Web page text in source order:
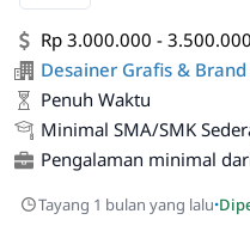
Rp 3.000.000 -
Desainer Grafis & Brand
Penuh Waktu
Minimal SMA/SMK
Pengalaman minimal
Tayang 1 bulan yang lalu·